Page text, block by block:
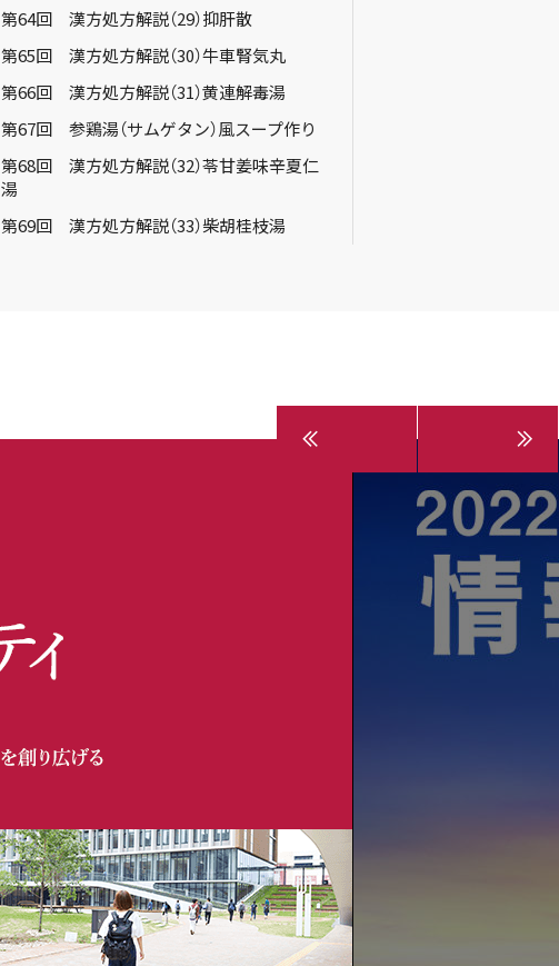
第64回 漢方処方解説（29）抑肝散
第65回 漢方処方解説（30）牛車腎気丸
第66回 漢方処方解説（31）黄連解毒湯
第67回 参鶏湯（サムゲタン）風スープ作り
第68回 漢方処方解説（32）苓甘姜味辛夏仁
湯
第69回 漢方処方解説（33）柴胡桂枝湯